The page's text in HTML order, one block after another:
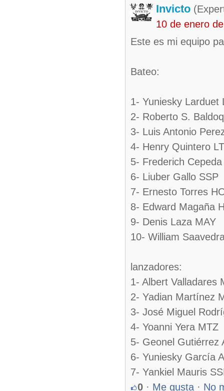
Invicto
10 de enero
Este es mi equipo
Bateo:
1- Yuniesky Larduet
2- Roberto S.
3- Luis Antonio
4- Henry Quintero
5- Frederich
6- Liuber Gallo SSP
7- Ernesto Torres
8- Edward Magaña
9- Denis Laza MAY
10- William
lanzadores:
1- Albert Valladares
2- Yadian Martínez
3- José Miguel
4- Yoanni Yera MTZ
5- Geonel Gutiérrez
6- Yuniesky García
7- Yankiel Mauris
0 · Me gusta · No